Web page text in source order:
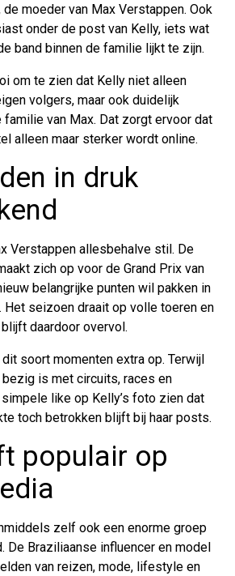
de moeder van Max Verstappen. Ook
onder de post van Kelly, iets wat
band binnen de familie lijkt te zijn.
om te zien dat Kelly niet alleen
volgers, maar ook duidelijk
van Max. Dat zorgt ervoor dat
alleen maar sterker wordt online.
in druk
Verstappen allesbehalve stil. De
zich op voor de Grand Prix van
belangrijke punten wil pakken in
Het seizoen draait op volle toeren en
daardoor overvol.
soort momenten extra op. Terwijl
bezig is met circuits, races en
like op Kelly’s foto zien dat
toch betrokken blijft bij haar posts.
populair op
zelf ook een enorme groep
De Braziliaanse influencer en model
van reizen, mode, lifestyle en